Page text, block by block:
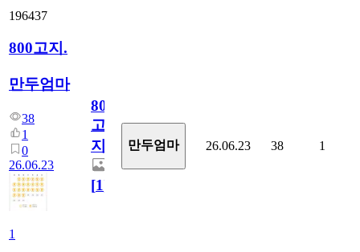
196437
800고지.
만두엄마
38
1
0
26.06.23
1
800
고
지.
[1]
만두엄마 26.06.23 38 1